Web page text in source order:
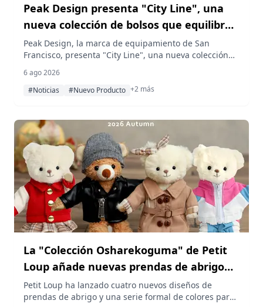
Peak Design presenta "City Line", una
nueva colección de bolsos que equilibra
un diseño refinado y la practicidad
Peak Design, la marca de equipamiento de San
Francisco, presenta "City Line", una nueva colección
modelos incluye una bandolera, bolsos cruzados, un
bolso tote y mochilas, y se lanza en Japón el 8 de
6 ago 2026
#Noticias
#Nuevo Producto +2 más
La "Colección Osharekoguma" de Petit
Loup añade nuevas prendas de abrigo
de otoño/invierno y trajes formales de
colores para osos de peluche de 12 cm
Petit Loup ha lanzado cuatro nuevos diseños de
prendas de abrigo y una serie formal de colores para